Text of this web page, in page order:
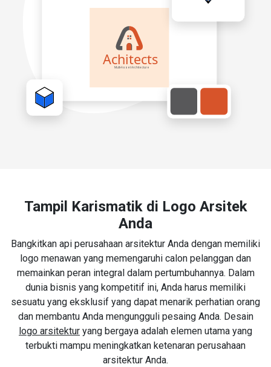
Tampil Karismatik di Logo Arsitek
Anda
Bangkitkan api perusahaan arsitektur Anda dengan memiliki
logo menawan yang memengaruhi calon pelanggan dan
memainkan peran integral dalam pertumbuhannya. Dalam
dunia bisnis yang kompetitif ini, Anda harus memiliki
sesuatu yang eksklusif yang dapat menarik perhatian orang
dan membantu Anda mengungguli pesaing Anda. Desain
logo arsitektur yang bergaya adalah elemen utama yang
terbukti mampu meningkatkan ketenaran perusahaan
arsitektur Anda.